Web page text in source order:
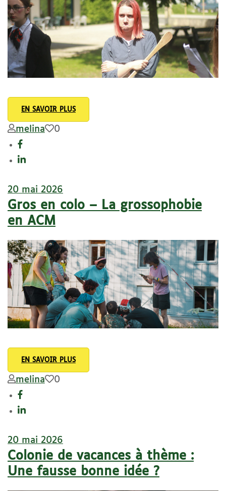
EN SAVOIR PLUS
melina 0
20 mai 2026
Gros en colo – La grossophobie
en ACM
EN SAVOIR PLUS
melina 0
20 mai 2026
Colonie de vacances à thème :
Une fausse bonne idée ?